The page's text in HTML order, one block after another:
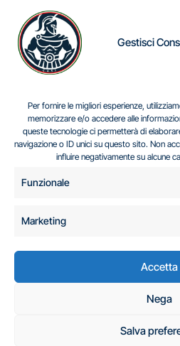
Gestisci
Per fornire le migliori esperienze,
memorizzare e/o accedere alle
queste tecnologie ci permetterà di
navigazione o ID unici su questo sito. Non
influire negativamente su alcune
Funzionale
Marketing
Accetta
Nega
Salva
Centro Analisi e Studi Italus
C.A.S.I.
Analisi e